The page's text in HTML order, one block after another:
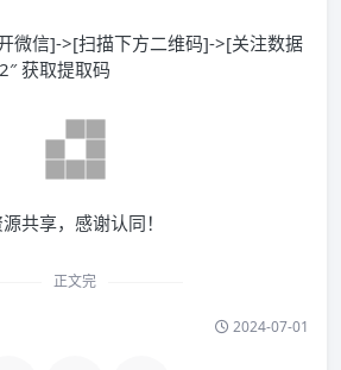
微信]->[扫描下方二维码]->[关注数据
获取提取码
共享，感谢认同！
正文完
2024-07-01